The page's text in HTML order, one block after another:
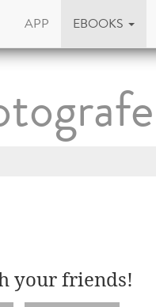
APP EBOOKS
your friends!